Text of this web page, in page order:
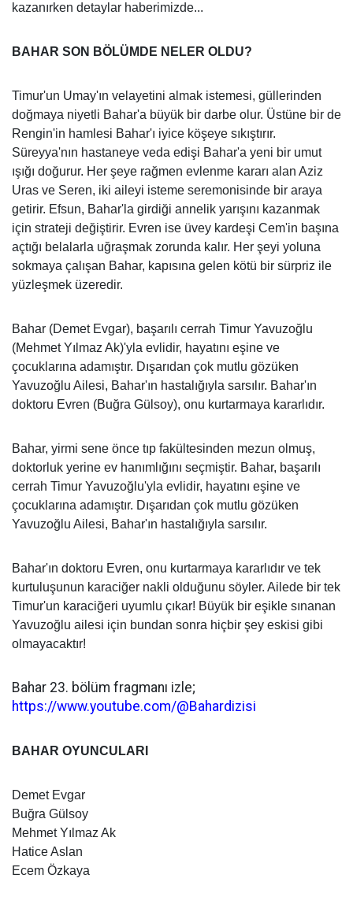
kazanırken detaylar haberimizde...
BAHAR SON BÖLÜMDE NELER OLDU?
Timur'un Umay'ın velayetini almak istemesi, güllerinden
doğmaya niyetli Bahar'a büyük bir darbe olur. Üstüne bir de
Rengin'in hamlesi Bahar'ı iyice köşeye sıkıştırır.
Süreyya'nın hastaneye veda edişi Bahar'a yeni bir umut
ışığı doğurur. Her şeye rağmen evlenme kararı alan Aziz
Uras ve Seren, iki aileyi isteme seremonisinde bir araya
getirir. Efsun, Bahar'la girdiği annelik yarışını kazanmak
için strateji değiştirir. Evren ise üvey kardeşi Cem'in başına
açtığı belalarla uğraşmak zorunda kalır. Her şeyi yoluna
sokmaya çalışan Bahar, kapısına gelen kötü bir sürpriz ile
yüzleşmek üzeredir.
Bahar (Demet Evgar), başarılı cerrah Timur Yavuzoğlu
(Mehmet Yılmaz Ak)'yla evlidir, hayatını eşine ve
çocuklarına adamıştır. Dışarıdan çok mutlu gözüken
Yavuzoğlu Ailesi, Bahar'ın hastalığıyla sarsılır. Bahar'ın
doktoru Evren (Buğra Gülsoy), onu kurtarmaya kararlıdır.
Bahar, yirmi sene önce tıp fakültesinden mezun olmuş,
doktorluk yerine ev hanımlığını seçmiştir. Bahar, başarılı
cerrah Timur Yavuzoğlu'yla evlidir, hayatını eşine ve
çocuklarına adamıştır. Dışarıdan çok mutlu gözüken
Yavuzoğlu Ailesi, Bahar'ın hastalığıyla sarsılır.
Bahar'ın doktoru Evren, onu kurtarmaya kararlıdır ve tek
kurtuluşunun karaciğer nakli olduğunu söyler. Ailede bir tek
Timur'un karaciğeri uyumlu çıkar! Büyük bir eşikle sınanan
Yavuzoğlu ailesi için bundan sonra hiçbir şey eskisi gibi
olmayacaktır!
Bahar 23. bölüm fragmanı izle;
https://www.youtube.com/@Bahardizisi
BAHAR OYUNCULARI
Demet Evgar
Buğra Gülsoy
Mehmet Yılmaz Ak
Hatice Aslan
Ecem Özkaya